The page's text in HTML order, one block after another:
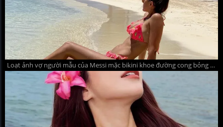
Loạt ảnh vợ người mẫu của Messi mặc bikini khoe đường cong bỏng mắt